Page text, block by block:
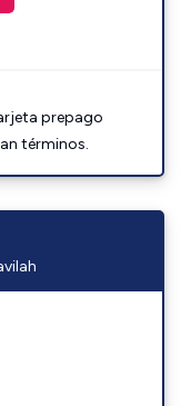
prepago
términos.